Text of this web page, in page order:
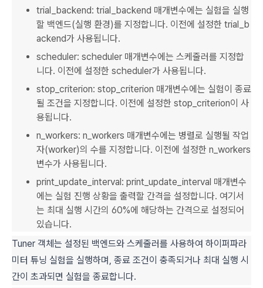
trial_backend: trial_backend 매개변수에는 실험을 실행
할 백엔드(실행 환경)를 지정합니다. 이전에 설정한 trial_b
ackend가 사용됩니다.
scheduler: scheduler 매개변수에는 스케줄러를 지정합
니다. 이전에 설정한 scheduler가 사용됩니다.
stop_criterion: stop_criterion 매개변수에는 실험이 종료
될 조건을 지정합니다. 이전에 설정한 stop_criterion이 사
용됩니다.
n_workers: n_workers 매개변수에는 병렬로 실행될 작업
자(worker)의 수를 지정합니다. 이전에 설정한 n_workers
변수가 사용됩니다.
print_update_interval: print_update_interval 매개변수
에는 실험 진행 상황을 출력할 간격을 설정합니다. 여기서
는 최대 실행 시간의 60%에 해당하는 간격으로 설정되어
있습니다.
Tuner 객체는 설정된 백엔드와 스케줄러를 사용하여 하이퍼파라
미터 튜닝 실험을 실행하며, 종료 조건이 충족되거나 최대 실행 시
간이 초과되면 실험을 종료합니다.